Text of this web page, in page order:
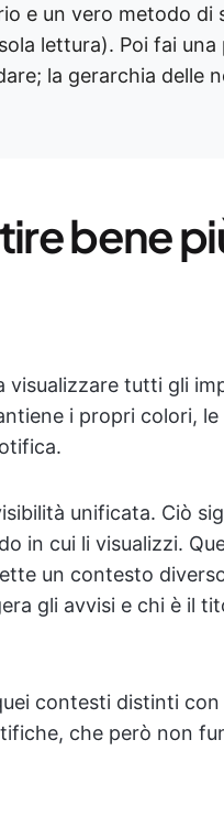
e un vero metodo di
lettura). Poi fai una
la gerarchia delle
bene
visualizzare tutti gli
i propri colori,
unificata. Ciò
in cui li visualizzi.
un contesto
gli avvisi e chi è il
contesti distinti con
che però non